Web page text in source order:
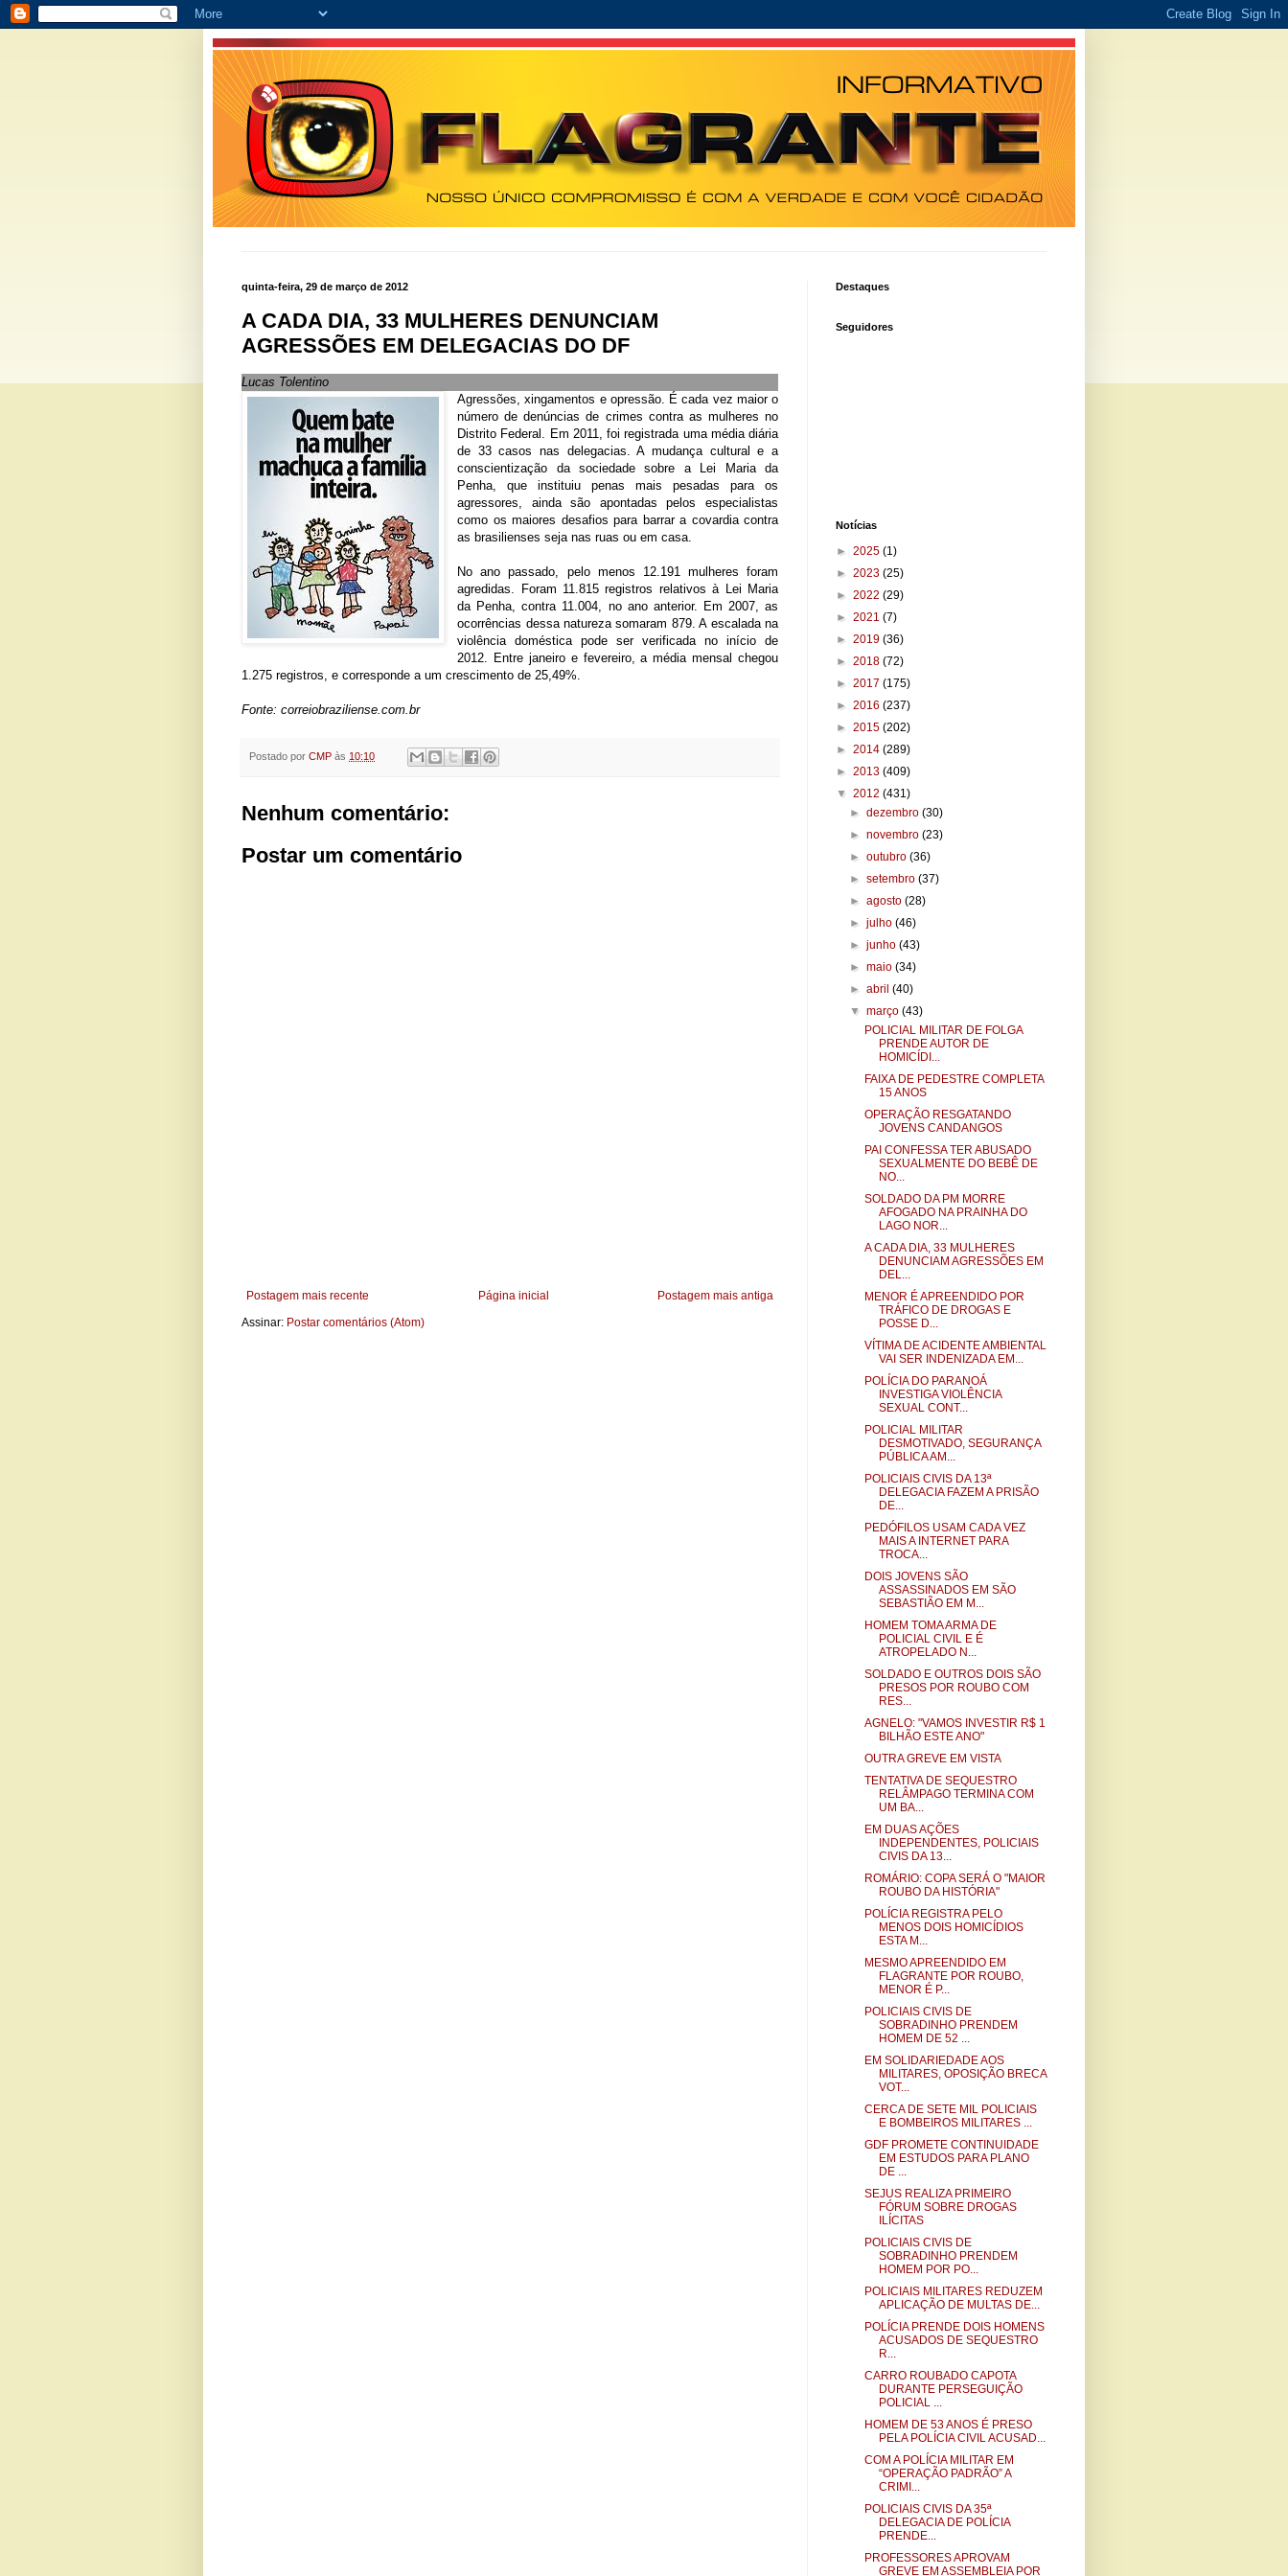
quinta-feira, 29 de março de 2012
A CADA DIA, 33 MULHERES DENUNCIAM
AGRESSÕES EM DELEGACIAS DO DF
Lucas Tolentino
Agressões, xingamentos e opressão. É cada vez maior o
número de denúncias de crimes contra as mulheres no
Distrito Federal. Em 2011, foi registrada uma média diária
de 33 casos nas delegacias. A mudança cultural e a
conscientização da sociedade sobre a Lei Maria da
Penha, que instituiu penas mais pesadas para os
agressores, ainda são apontadas pelos especialistas
como os maiores desafios para barrar a covardia contra
as brasilienses seja nas ruas ou em casa.
No ano passado, pelo menos 12.191 mulheres foram
agredidas. Foram 11.815 registros relativos à Lei Maria
da Penha, contra 11.004, no ano anterior. Em 2007, as
ocorrências dessa natureza somaram 879. A escalada na
violência doméstica pode ser verificada no início de
2012. Entre janeiro e fevereiro, a média mensal chegou
1.275 registros, e corresponde a um crescimento de 25,49%.
Fonte: correiobraziliense.com.br
Postado por CMP às 10:10
Nenhum comentário:
Postar um comentário
Postagem mais recente Postagem mais antiga
Página inicial
Assinar: Postar comentários (Atom)
Destaques
Seguidores
Notícias
► 2025 (1)
► 2023 (25)
► 2022 (29)
► 2021 (7)
► 2019 (36)
► 2018 (72)
► 2017 (175)
► 2016 (237)
► 2015 (202)
► 2014 (289)
► 2013 (409)
▼ 2012 (431)
►dezembro(30)
►novembro(23)
►outubro(36)
►setembro(37)
►agosto(28)
►julho(46)
►junho(43)
►maio(34)
►abril(40)
▼março(43)
POLICIAL MILITAR DE FOLGA
PRENDE AUTOR DE
HOMICÍDI...
FAIXA DE PEDESTRE COMPLETA
15 ANOS
OPERAÇÃO RESGATANDO
JOVENS CANDANGOS
PAI CONFESSA TER ABUSADO
SEXUALMENTE DO BEBÊ DE
NO...
SOLDADO DA PM MORRE
AFOGADO NA PRAINHA DO
LAGO NOR...
A CADA DIA, 33 MULHERES
DENUNCIAM AGRESSÕES EM
DEL...
MENOR É APREENDIDO POR
TRÁFICO DE DROGAS E
POSSE D...
VÍTIMA DE ACIDENTE AMBIENTAL
VAI SER INDENIZADA EM...
POLÍCIA DO PARANOÁ
INVESTIGA VIOLÊNCIA
SEXUAL CONT...
POLICIAL MILITAR
DESMOTIVADO, SEGURANÇA
PÚBLICA AM...
POLICIAIS CIVIS DA 13ª
DELEGACIA FAZEM A PRISÃO
DE...
PEDÓFILOS USAM CADA VEZ
MAIS A INTERNET PARA
TROCA...
DOIS JOVENS SÃO
ASSASSINADOS EM SÃO
SEBASTIÃO EM M...
HOMEM TOMA ARMA DE
POLICIAL CIVIL E É
ATROPELADO N...
SOLDADO E OUTROS DOIS SÃO
PRESOS POR ROUBO COM
RES...
AGNELO: "VAMOS INVESTIR R$ 1
BILHÃO ESTE ANO"
OUTRA GREVE EM VISTA
TENTATIVA DE SEQUESTRO
RELÂMPAGO TERMINA COM
UM BA...
EM DUAS AÇÕES
INDEPENDENTES, POLICIAIS
CIVIS DA 13...
ROMÁRIO: COPA SERÁ O "MAIOR
ROUBO DA HISTÓRIA"
POLÍCIA REGISTRA PELO
MENOS DOIS HOMICÍDIOS
ESTA M...
MESMO APREENDIDO EM
FLAGRANTE POR ROUBO,
MENOR É P...
POLICIAIS CIVIS DE
SOBRADINHO PRENDEM
HOMEM DE 52 ...
EM SOLIDARIEDADE AOS
MILITARES, OPOSIÇÃO BRECA
VOT...
CERCA DE SETE MIL POLICIAIS
E BOMBEIROS MILITARES ...
GDF PROMETE CONTINUIDADE
EM ESTUDOS PARA PLANO
DE ...
SEJUS REALIZA PRIMEIRO
FÓRUM SOBRE DROGAS
ILÍCITAS
POLICIAIS CIVIS DE
SOBRADINHO PRENDEM
HOMEM POR PO...
POLICIAIS MILITARES REDUZEM
APLICAÇÃO DE MULTAS DE...
POLÍCIA PRENDE DOIS HOMENS
ACUSADOS DE SEQUESTRO
R...
CARRO ROUBADO CAPOTA
DURANTE PERSEGUIÇÃO
POLICIAL ...
HOMEM DE 53 ANOS É PRESO
PELA POLÍCIA CIVIL ACUSAD...
COM A POLÍCIA MILITAR EM
“OPERAÇÃO PADRÃO” A
CRIMI...
POLICIAIS CIVIS DA 35ª
DELEGACIA DE POLÍCIA
PRENDE...
PROFESSORES APROVAM
GREVE EM ASSEMBLEIA POR